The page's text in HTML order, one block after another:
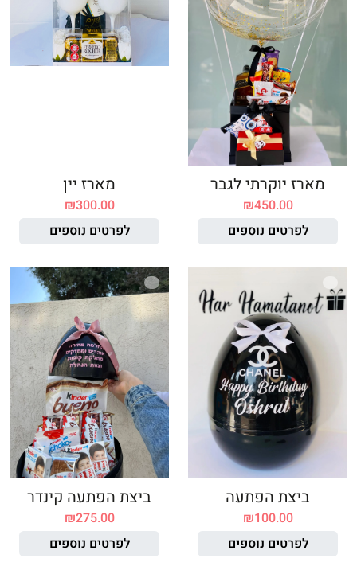
מארז יוקרתי לגבר
₪450.00
לפרטים נוספים
מארז יין
₪300.00
לפרטים נוספים
ביצת הפתעה
₪100.00
לפרטים נוספים
ביצת הפתעה קינדר
₪275.00
לפרטים נוספים